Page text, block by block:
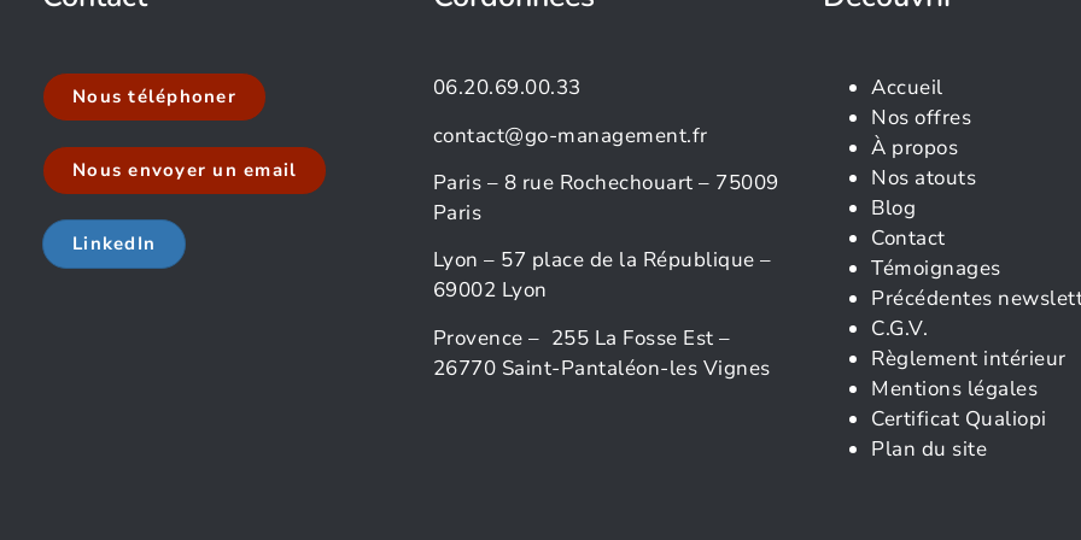
Nous téléphoner
Nous envoyer un email
LinkedIn
06.20.69.00.33
contact@go-management.fr
Paris – 8 rue Rochechouart – 75009
Paris
Lyon – 57 place de la République –
69002 Lyon
Provence – 255 La Fosse Est –
26770 Saint-Pantaléon-les Vignes
Accueil
Nos offres
À propos
Nos atouts
Blog
Contact
Témoignages
Précédentes
C.G.V.
Règlement intérieur
Mentions légales
Certificat Qualiopi
Plan du site